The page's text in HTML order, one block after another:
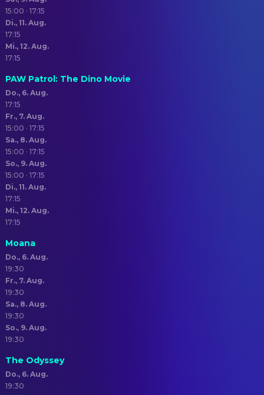
15:00 · 17:15
Di., 11. Aug.
17:15
Mi., 12. Aug.
17:15
PAW Patrol: The Dino Movie
Do., 6. Aug.
17:15
Fr., 7. Aug.
15:00 · 17:15
Sa., 8. Aug.
15:00 · 17:15
So., 9. Aug.
15:00 · 17:15
Di., 11. Aug.
17:15
Mi., 12. Aug.
17:15
Moana
Do., 6. Aug.
19:30
Fr., 7. Aug.
19:30
Sa., 8. Aug.
19:30
So., 9. Aug.
19:30
The Odyssey
Do., 6. Aug.
19:30